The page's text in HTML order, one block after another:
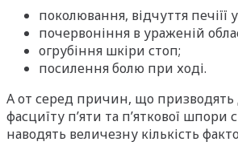
поколювання, відчуття печіїї у
почервоніння в ураженій
огрубіння шкіри стоп;
посилення болю при ході.
А от серед причин, що призводять
фасциїту п’яти та п’яткової шпори
наводять величезну кількість